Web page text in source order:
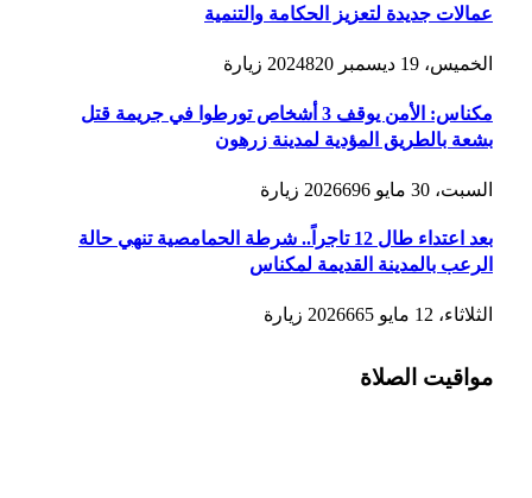
عمالات جديدة لتعزيز الحكامة والتنمية
الخميس، 19 ديسمبر 2024 820 زيارة
مكناس: الأمن يوقف 3 أشخاص تورطوا في جريمة قتل
بشعة بالطريق المؤدية لمدينة زرهون
السبت، 30 مايو 2026 696 زيارة
بعد اعتداء طال 12 تاجراً.. شرطة الحمامصية تنهي حالة
الرعب بالمدينة القديمة لمكناس
الثلاثاء، 12 مايو 2026 665 زيارة
مواقيت الصلاة